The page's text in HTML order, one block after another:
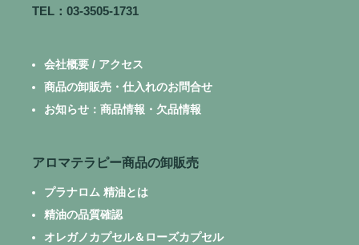
TEL：03-3505-1731
会社概要 / アクセス
商品の卸販売・仕入れのお問合せ
お知らせ：商品情報・欠品情報
アロマテラピー商品の卸販売
プラナロム 精油とは
精油の品質確認
オレガノカプセル＆ローズカプセル